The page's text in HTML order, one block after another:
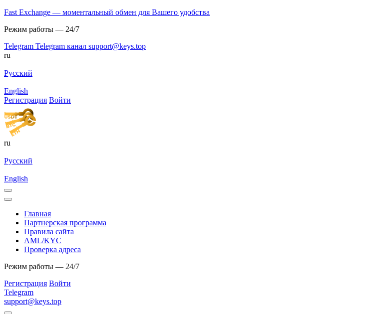
Fast Exchange — моментальный обмен для Вашего удобства
Режим работы — 24/7
Telegram Telegram канал support@keys.top
ru
Русский
English
Регистрация Войти
ru
Русский
English
Главная
Партнерская программа
Правила сайта
AML/KYC
Проверка адреса
Режим работы — 24/7
Регистрация Войти
Telegram
support@keys.top